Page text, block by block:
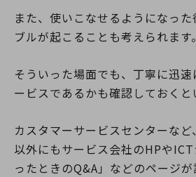
また、使いこなせるようになっ
ブルが起こることも考えられます。
そういった場面でも、丁寧に迅
ービスであるかも確認しておくと
カスタマーサービスセンターな
以外にもサービス会社のHPや
ったときのQ&A」などのページが